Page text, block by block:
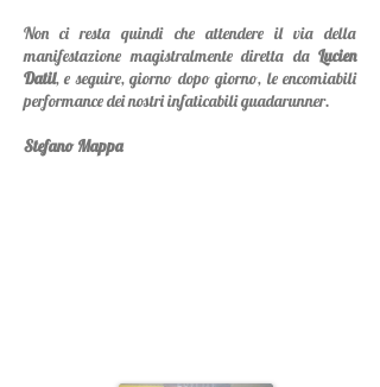
Non ci resta quindi che attendere il via della
manifestazione magistralmente diretta da Lucien
Datil, e seguire, giorno dopo giorno, le encomiabili
performance dei nostri infaticabiliguadarunner.
Stefano Mappa